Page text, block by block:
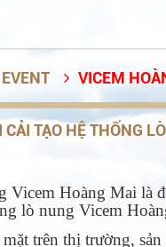
 VICEM HOÀNG MAI CẢI TẠO HỆ
TẠO HỆ THỐNG
Vicem Hoàng Mai là
lò nung Vicem
trên thị trường,